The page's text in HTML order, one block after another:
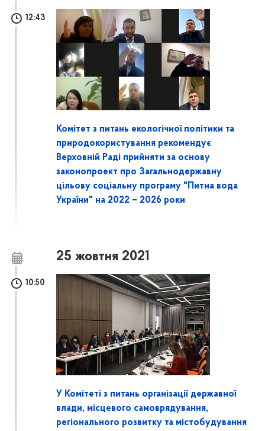
12:43
Комітет з питань екологічної політики та
природокористування рекомендує
Верховній Раді прийняти за основу
законопроект про Загальнодержавну
цільову соціальну програму "Питна вода
України" на 2022 – 2026 роки
25 жовтня 2021
10:50
У Комітеті з питань організації державної
влади, місцевого самоврядування,
регіонального розвитку та містобудування